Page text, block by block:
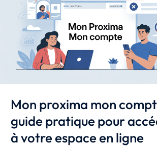
qualité
pour
choisir
votre
toile
châssis
Mon proxima mon
guide pratique pour
à votre espace en ligne